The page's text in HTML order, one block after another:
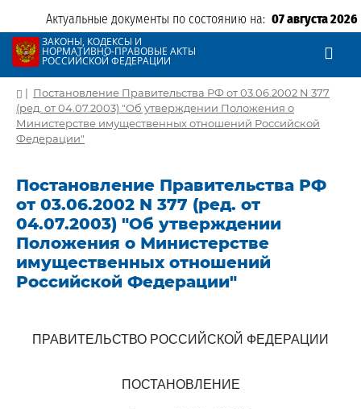
Актуальные документы по состоянию на: 07 августа 2026
ЗАКОНЫ, КОДЕКСЫ И
НОРМАТИВНО-ПРАВОВЫЕ АКТЫ
РОССИЙСКОЙ ФЕДЕРАЦИИ
| Постановление Правительства РФ от 03.06.2002 N 377
(ред. от 04.07.2003) "Об утверждении Положения о
Министерстве имущественных отношений Российской
Федерации"
Постановление Правительства РФ
от 03.06.2002 N 377 (ред. от
04.07.2003) "Об утверждении
Положения о Министерстве
имущественных отношений
Российской Федерации"
ПРАВИТЕЛЬСТВО РОССИЙСКОЙ ФЕДЕРАЦИИ
ПОСТАНОВЛЕНИЕ